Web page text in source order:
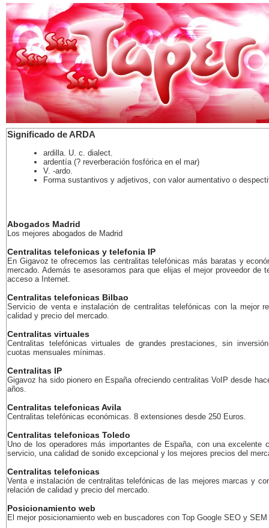
Significado de ARDA
ardilla. U. c. dialect.
ardentía (? reverberación fosfórica en el mar)
V. -ardo.
Forma sustantivos y adjetivos, con valor aumentativo o
Abogados Madrid
Los mejores abogados de Madrid
Centralitas telefonicas y telefonia IP
En Gigavoz te ofrecemos las centralitas telefónicas más baratas y
mercado. Además te asesoramos para que elijas el mejor proveedor de
acceso a Internet.
Centralitas telefonicas Bilbao
Servicio de venta e instalación de centralitas telefónicas con la mejor
calidad y precio del mercado.
Centralitas virtuales
Centralitas telefónicas virtuales de grandes prestaciones, sin
cuotas mensuales mínimas.
Centralitas IP
Gigavoz ha sido pionero en España ofreciendo centralitas VoIP desde
años.
Centralitas telefonicas Avila
Centralitas telefónicas económicas. 8 extensiones desde 250 Euros.
Centralitas telefonicas Toledo
Uno de los operadores más importantes de España, con una excelente
servicio, una calidad de sonido excepcional y los mejores precios del
Centralitas telefonicas
Venta e instalación de centralitas telefónicas de las mejores marcas y
relación de calidad y precio del mercado.
Posicionamiento web
El mejor posicionamiento web en buscadores con Top Google SEO y SEM